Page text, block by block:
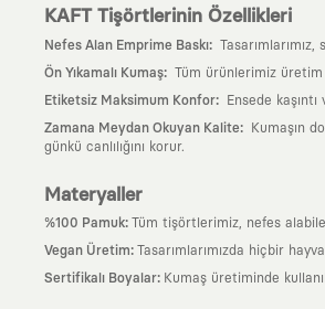
KAFT Tişörtlerinin Özellikleri
Nefes Alan Emprime Baskı:
Ön Yıkamalı Kumaş: Tüm ürünlerimiz üretim
Etiketsiz Maksimum Konfor: Ensede
Zamana Meydan Okuyan Kalite:
Kumaşın
günkü canlılığını korur.
Materyaller
%100 Pamuk: Tüm tişörtlerimiz, nefes
Vegan Üretim: Tasarımlarımızda hiçbir
Sertifikalı Boyalar: Kumaş üretiminde